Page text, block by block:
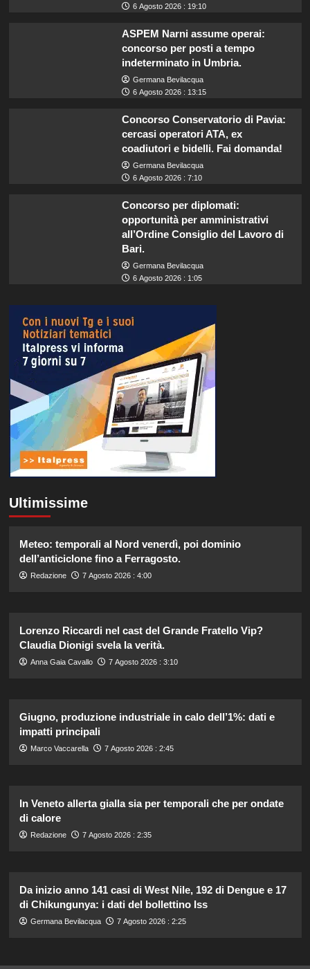
6 Agosto 2026 : 19:10
ASPEM Narni assume operai:
concorso per posti a tempo
indeterminato in Umbria.
Germana Bevilacqua
6 Agosto 2026 : 13:15
Concorso Conservatorio di Pavia:
cercasi operatori ATA, ex
coadiutori e bidelli. Fai domanda!
Germana Bevilacqua
6 Agosto 2026 : 7:10
Concorso per diplomati:
opportunità per amministrativi
all’Ordine Consiglio del Lavoro di
Bari.
Germana Bevilacqua
6 Agosto 2026 : 1:05
Ultimissime
Meteo: temporali al Nord venerdì, poi dominio
dell’anticiclone fino a Ferragosto.
Redazione 7 Agosto 2026 : 4:00
Lorenzo Riccardi nel cast del Grande Fratello Vip?
Claudia Dionigi svela la verità.
Anna Gaia Cavallo 7 Agosto 2026 : 3:10
Giugno, produzione industriale in calo dell’1%: dati e
impatti principali
Marco Vaccarella 7 Agosto 2026 : 2:45
In Veneto allerta gialla sia per temporali che per ondate
di calore
Redazione 7 Agosto 2026 : 2:35
Da inizio anno 141 casi di West Nile, 192 di Dengue e 17
di Chikungunya: i dati del bollettino Iss
Germana Bevilacqua 7 Agosto 2026 : 2:25